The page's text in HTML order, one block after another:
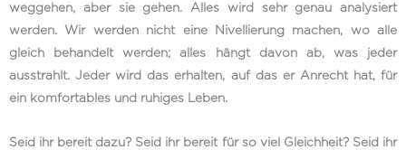
weggehen, aber sie gehen. Alles wird sehr genau analysiert
werden. Wir werden nicht eine Nivellierung machen, wo alle
gleich behandelt werden; alles hängt davon ab, was jeder
ausstrahlt. Jeder wird das erhalten, auf das er Anrecht hat, für
ein komfortables und ruhiges Leben.
Seid ihr bereit dazu? Seid ihr bereit für so viel Gleichheit? Seid ihr